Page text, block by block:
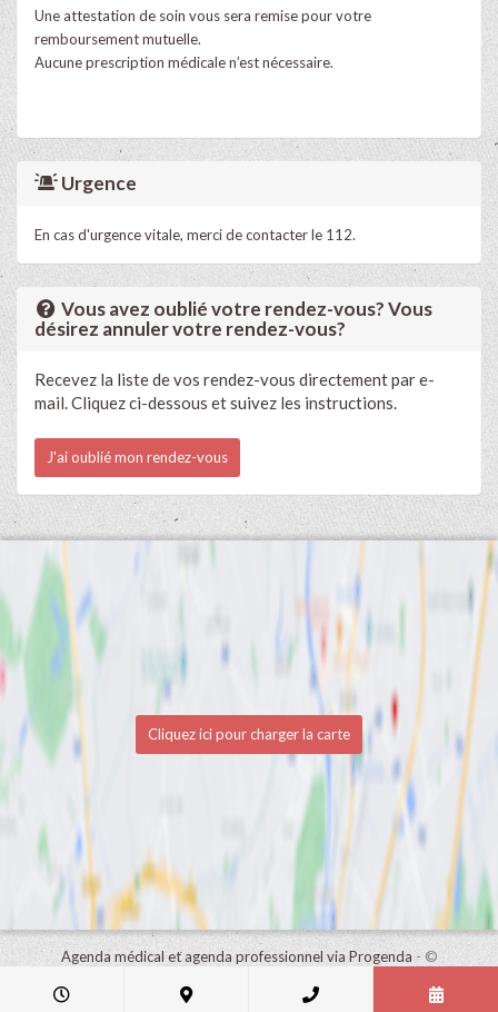
Une attestation de soin vous sera remise pour votre
remboursement mutuelle.
Aucune prescription médicale n’est nécessaire.
Urgence
En cas d'urgence vitale, merci de contacter le 112.
Vous avez oublié votre rendez-vous? Vous
désirez annuler votre rendez-vous?
Recevez la liste de vos rendez-vous directement par e-
mail. Cliquez ci-dessous et suivez les instructions.
J'ai oublié mon rendez-vous
Cliquez ici pour charger la carte
Agenda médical et agenda professionnel via Progenda - ©